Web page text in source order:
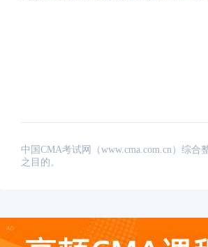
中国CMA考试网（www.cma.com.cn）综
之目的。